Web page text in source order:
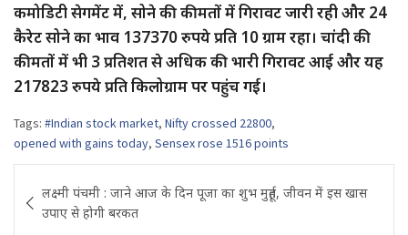
कमोडिटी सेगमेंट में, सोने की कीमतों में गिरावट जारी रही और 24
कैरेट सोने का भाव 137370 रुपये प्रति 10 ग्राम रहा। चांदी की
कीमतों में भी 3 प्रतिशत से अधिक की भारी गिरावट आई और यह
217823 रुपये प्रति किलोग्राम पर पहुंच गई।
Tags: #Indian stock market, Nifty crossed 22800,
opened with gains today, Sensex rose 1516 points
navigation
लक्ष्मी पंचमी : जाने आज के दिन पूजा का शुभ मुहूर्त, जीवन में इस खास
उपाए से होगी बरकत